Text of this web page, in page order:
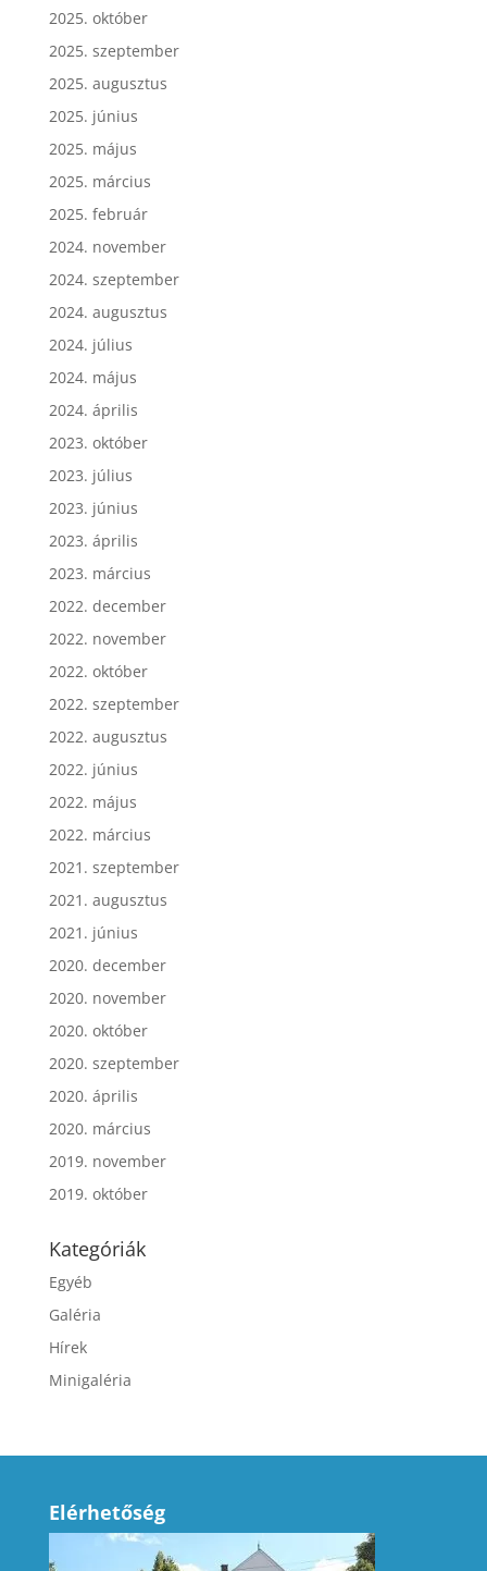
2025. október
2025. szeptember
2025. augusztus
2025. június
2025. május
2025. március
2025. február
2024. november
2024. szeptember
2024. augusztus
2024. július
2024. május
2024. április
2023. október
2023. július
2023. június
2023. április
2023. március
2022. december
2022. november
2022. október
2022. szeptember
2022. augusztus
2022. június
2022. május
2022. március
2021. szeptember
2021. augusztus
2021. június
2020. december
2020. november
2020. október
2020. szeptember
2020. április
2020. március
2019. november
2019. október
Kategóriák
Egyéb
Galéria
Hírek
Minigaléria
Elérhetőség